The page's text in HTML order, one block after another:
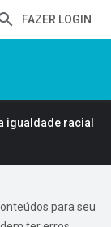
FAZER LOGIN
igualdade racial
para seu